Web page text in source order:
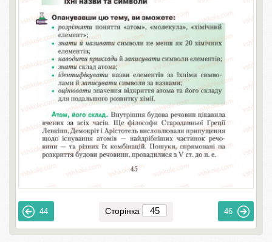
44 Сторінка 46